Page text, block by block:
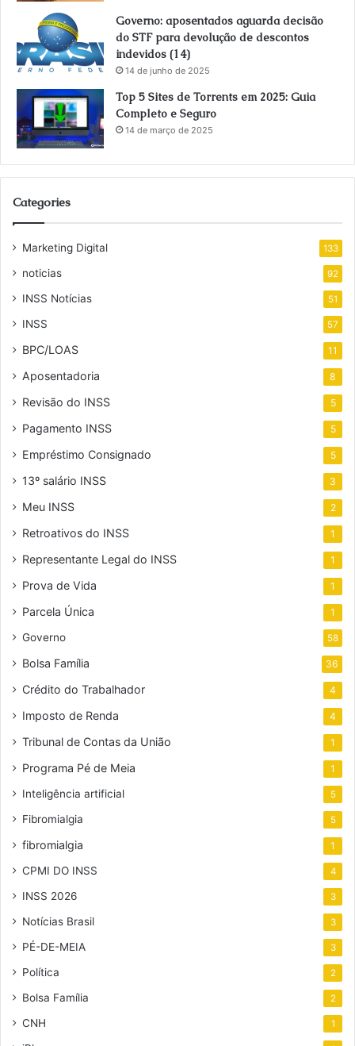
Governo: aposentados aguarda decisão
do STF para devolução de descontos
indevidos (14)
14 de junho de 2025
Top 5 Sites de Torrents em 2025: Guia
Completo e Seguro
14 de março de 2025
Categories
Marketing Digital 133
noticias 92
INSS Notícias 51
INSS 57
BPC/LOAS 11
Aposentadoria 8
Revisão do INSS 5
Pagamento INSS 5
Empréstimo Consignado 5
13º salário INSS 3
Meu INSS 2
Retroativos do INSS 1
Representante Legal do INSS 1
Prova de Vida 1
Parcela Única 1
Governo 58
Bolsa Família 36
Crédito do Trabalhador 4
Imposto de Renda 4
Tribunal de Contas da União 1
Programa Pé de Meia 1
Inteligência artificial 5
Fibromialgia 5
fibromialgia 1
CPMI DO INSS 4
INSS 2026 3
Notícias Brasil 3
PÉ-DE-MEIA 3
Política 2
Bolsa Família 2
CNH 1